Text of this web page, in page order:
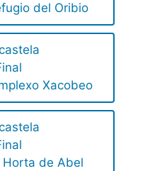
del Oribio
Xacobeo
de Abel